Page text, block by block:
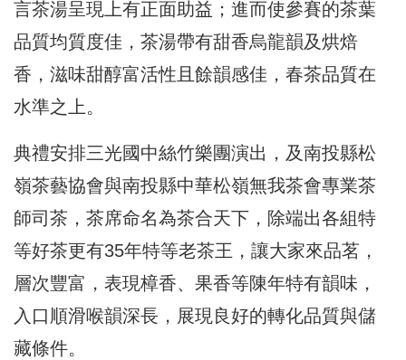
言茶湯呈現上有正面助益；進而使參賽的茶葉
品質均質度佳，茶湯帶有甜香烏龍韻及烘焙
香，滋味甜醇富活性且餘韻感佳，春茶品質在
水準之上。
典禮安排三光國中絲竹樂團演出，及南投縣松
嶺茶藝協會與南投縣中華松嶺無我茶會專業茶
師司茶，茶席命名為茶合天下，除端出各組特
等好茶更有35年特等老茶王，讓大家來品茗，
層次豐富，表現樟香、果香等陳年特有韻味，
入口順滑喉韻深長，展現良好的轉化品質與儲
藏條件。